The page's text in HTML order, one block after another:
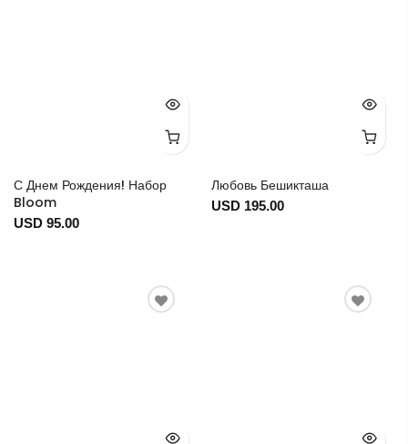
С Днем Рождения! Набор
Bloom
USD 95.00
Любовь Бешикташа
USD 195.00